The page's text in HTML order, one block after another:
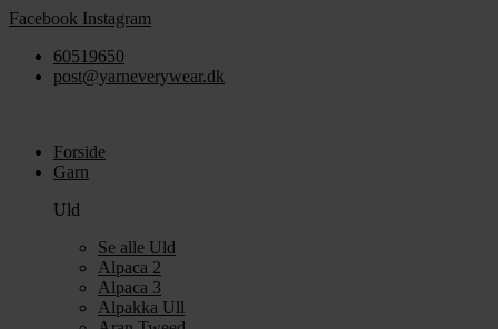
Videre
indhold
Facebook Instagram
60519650
post@yarneverywear.dk
Forside
Garn
Uld
Se alle Uld
Alpaca 2
Alpaca 3
Alpakka Ull